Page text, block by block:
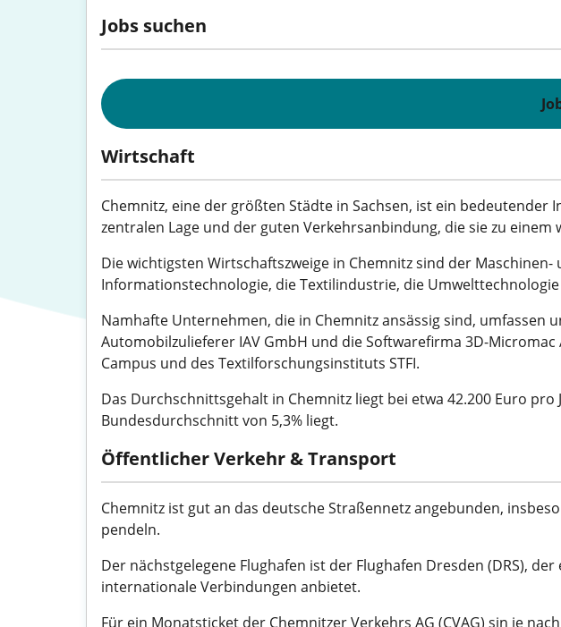
Jobs suchen
Wirtschaft
Chemnitz, eine der größten Städte in Sachsen, ist ein
zentralen Lage und der guten Verkehrsanbindung, die sie zu
Die wichtigsten Wirtschaftszweige in Chemnitz sind der
Informationstechnologie, die Textilindustrie, die
Namhafte Unternehmen, die in Chemnitz ansässig sind, umfassen
Automobilzulieferer IAV GmbH und die Softwarefirma 3D-
Campus und des Textilforschungsinstituts STFI.
Das Durchschnittsgehalt in Chemnitz liegt bei etwa 42.200 Euro
Bundesdurchschnitt von 5,3% liegt.
Öffentlicher Verkehr & Transport
Chemnitz ist gut an das deutsche Straßennetz angebunden,
pendeln.
Der nächstgelegene Flughafen ist der Flughafen Dresden (DRS),
internationale Verbindungen anbietet.
Für ein Monatsticket der Chemnitzer Verkehrs AG (CVAG) sin je